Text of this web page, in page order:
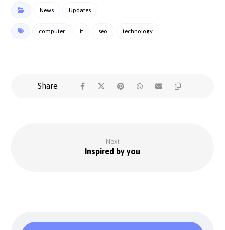
News Updates
computer it seo technology
Next
Inspired by you